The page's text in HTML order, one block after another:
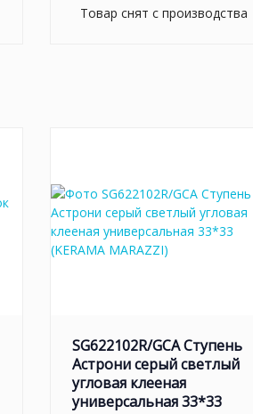
Товар снят с производства
SG622102R/GCA Ступень
Астрони серый светлый
угловая клееная
универсальная 33*33